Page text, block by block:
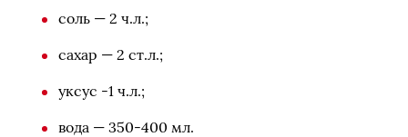
соль — 2 ч.л.;
сахар — 2 ст.л.;
уксус -1 ч.л.;
вода — 350-400 мл.